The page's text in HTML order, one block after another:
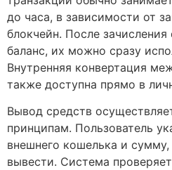
до часа, в зависимости от
блокчейн. После
баланс, их можно сразу
Внутренняя конвертация
также доступна прямо в
Вывод средств
принципам. Пользователь
внешнего кошелька и
вывести. Система